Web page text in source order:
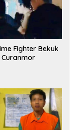
Fighter Bekuk